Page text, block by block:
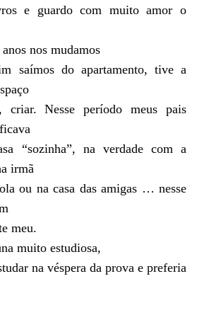
e guardo com muito amor o
nos mudamos
saímos do apartamento, tive a
criar. Nesse período meus pais
“sozinha”, na verdade com a
irmã
ou na casa das amigas … nesse
meu.
muito estudiosa,
na véspera da prova e preferia